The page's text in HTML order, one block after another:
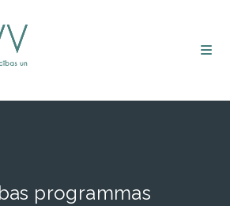
programmas